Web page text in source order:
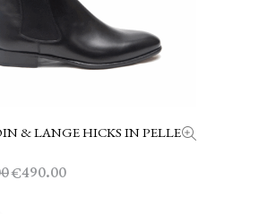
SCEGLI
& LANGE HICKS IN PELLE
Il
€490.00Il